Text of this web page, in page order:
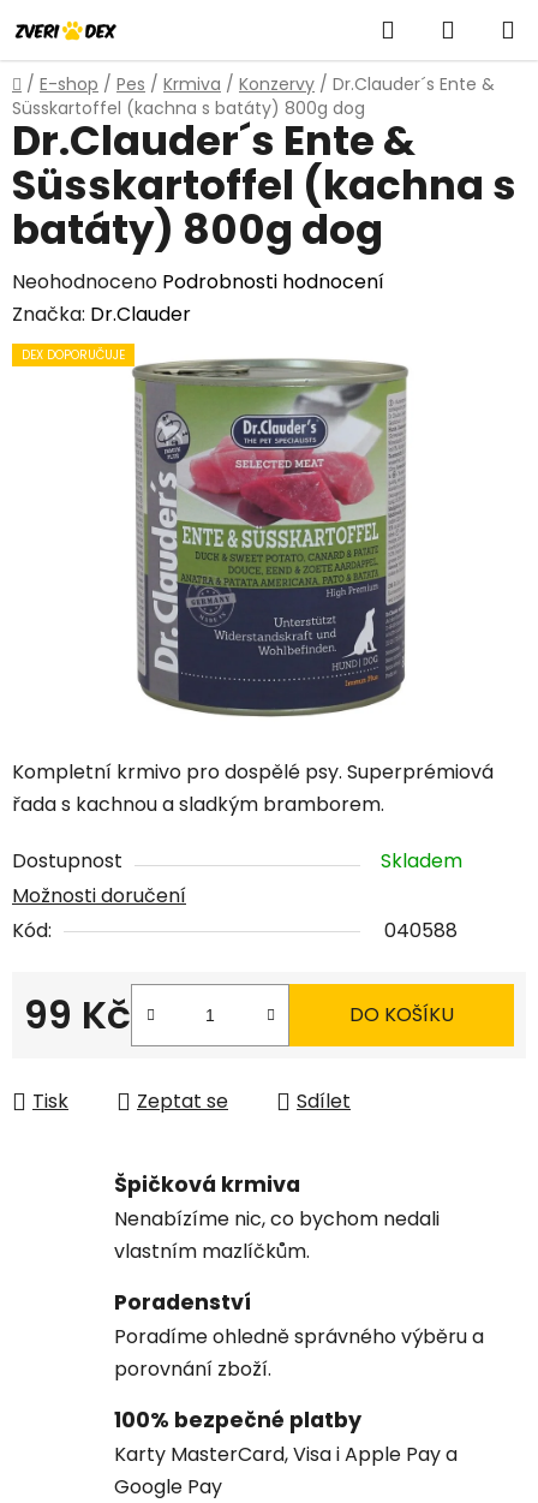
na
obsah
Hledat
KOŠÍK
Domů
/ E-shop / Pes / Krmiva / Konzervy / Dr.Clauder´s Ente &
Süsskartoffel (kachna s batáty) 800g dog
Kompletní krmivo pro dospělé psy. Superprémiová
řada s kachnou a sladkým bramborem.
Dostupnost
Skladem
Možnosti doručení
Kód:
040588
99 Kč
Měrná cena:
DO KOŠÍKU
Tisk Zeptat se Sdílet
Dr.Clauder´s Ente &
Süsskartoffel (kachna s
batáty) 800g dog
Průměrné
hodnocení
produktu
Neohodnoceno Podrobnosti hodnocení
Značka: Dr.Clauder
DEX DOPORUČUJE
Špičková krmiva
Nenabízíme nic, co bychom nedali
vlastním mazlíčkům.
Poradenství
Poradíme ohledně správného výběru a
porovnání zboží.
100% bezpečné platby
Karty MasterCard, Visa i Apple Pay a
Google Pay